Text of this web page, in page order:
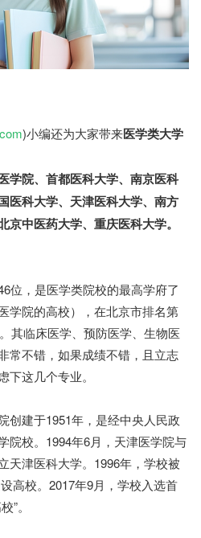
)小编还为大家带来医学类大学
学院、首都医科大学、南京医科
医科大学、天津医科大学、南方
京中医药大学、重庆医科大学。
位，是医学类院校的最高学府了
学院的高校），在北京市排名第
其临床医学、预防医学、生物医
常不错，如果成绩不错，且立志
下这几个专业。
创建于1951年，是经中央人民政
院校。1994年6月，天津医学院与
天津医科大学。1996年，学校被
高校。2017年9月，学校入选首
”。